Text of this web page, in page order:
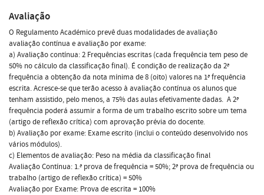
Avaliação
O Regulamento Académico prevê duas modalidades de avaliação
avaliação contínua e avaliação por exame:
a) Avaliação contínua: 2 Frequências escritas (cada frequência tem peso de
50% no cálculo da classificação final). É condição de realização da 2ª
frequência a obtenção da nota mínima de 8 (oito) valores na 1ª frequência
escrita. Acresce-se que terão acesso à avaliação contínua os alunos que
tenham assistido, pelo menos, a 75% das aulas efetivamente dadas. A 2ª
frequência poderá assumir a forma de um trabalho escrito sobre um tema
(artigo de reflexão crítica) com aprovação prévia do docente.
b) Avaliação por exame: Exame escrito (inclui o conteúdo desenvolvido nos
vários módulos).
c) Elementos de avaliação: Peso na média da classificação final
Avaliação Contínua: 1.ª prova de frequência = 50%; 2ª prova de frequência ou
trabalho (artigo de reflexão crítica) = 50%
Avaliação por Exame: Prova de escrita = 100%